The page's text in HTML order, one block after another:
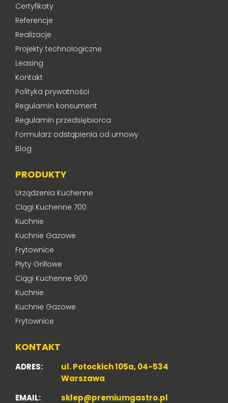
Certyfikaty
Referencje
Realizacje
Projekty technologiczne
Leasing
Kontakt
Polityka prywatności
Regulamin konsument
Regulamin przedsiębiorca
Formularz odstąpienia od umowy
Blog
PRODUKTY
Urządzenia Kuchenne
Ciągi Kuchenne 700
Kuchnie
Kuchnie Gazowe
Frytownice
Płyty Grillowe
Ciągi Kuchenne 900
Kuchnie
Kuchnie Gazowe
Frytownice
KONTAKT
ADRES:
ul. Potockich 105a, 04-534
Warszawa
EMAIL:
sklep@premiumgastro.pl